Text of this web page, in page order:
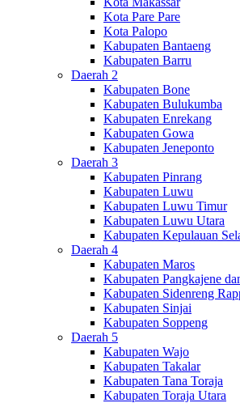
Kota Pare Pare
Kota Palopo
Kabupaten Bantaeng
Kabupaten Barru
Daerah 2
Kabupaten Bone
Kabupaten Bulukumba
Kabupaten Enrekang
Kabupaten Gowa
Kabupaten Jeneponto
Daerah 3
Kabupaten Pinrang
Kabupaten Luwu
Kabupaten Luwu Timur
Kabupaten Luwu Utara
Kabupaten Kepulauan
Daerah 4
Kabupaten Maros
Kabupaten Pangkajene
Kabupaten Sidenreng
Kabupaten Sinjai
Kabupaten Soppeng
Daerah 5
Kabupaten Wajo
Kabupaten Takalar
Kabupaten Tana Toraja
Kabupaten Toraja Utara